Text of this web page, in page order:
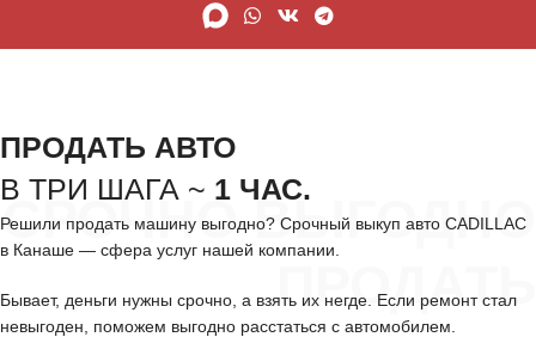
СРОЧНО ВЫГОДНО
ПРОДАТЬ
ПРОДАТЬ АВТО
В ТРИ ШАГА ~ 1 ЧАС.
Решили продать машину выгодно? Срочный выкуп авто CADILLAC
в Канаше — сфера услуг нашей компании.
Бывает, деньги нужны срочно, а взять их негде. Если ремонт стал
невыгоден, поможем выгодно расстаться с автомобилем.